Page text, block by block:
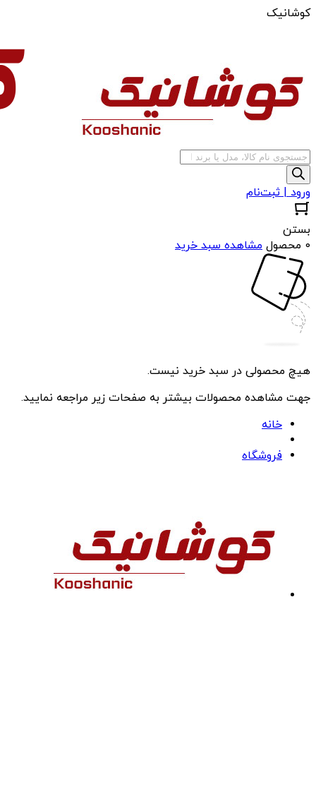
کوشانیک
جستجوی
محصولات
ورود | ثبت‌نام
بستن
0 محصول
مشاهده سبد خرید
هیچ محصولی در سبد خرید نیست.
جهت مشاهده محصولات بیشتر به صفحات زیر مراجعه نمایید.
خانه
فروشگاه